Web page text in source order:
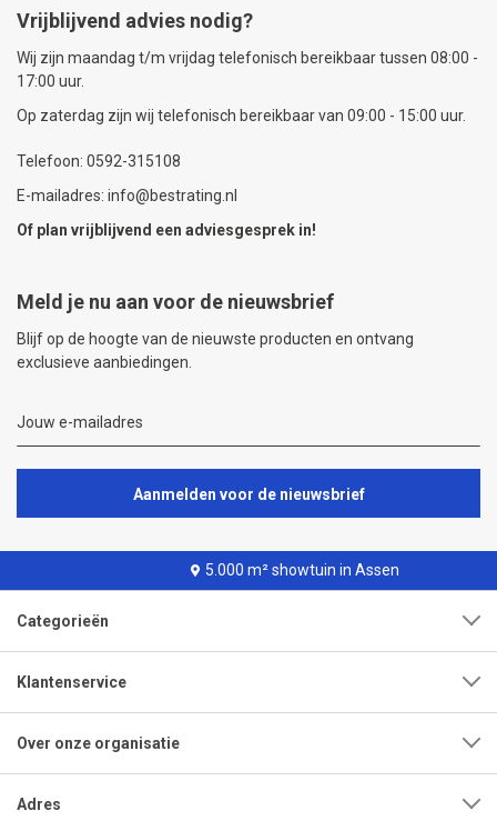
Vrijblijvend advies nodig?
Wij zijn maandag t/m vrijdag telefonisch bereikbaar tussen 08:00 -
17:00 uur.
Op zaterdag zijn wij telefonisch bereikbaar van 09:00 - 15:00 uur.
Telefoon: 0592-315108
E-mailadres: info@bestrating.nl
Of plan vrijblijvend een adviesgesprek in!
Meld je nu aan voor de nieuwsbrief
Blijf op de hoogte van de nieuwste producten en ontvang
exclusieve aanbiedingen.
Aanmelden voor de nieuwsbrief
5.000 m² showtuin in Assen
Categorieën
Klantenservice
Over onze organisatie
Adres